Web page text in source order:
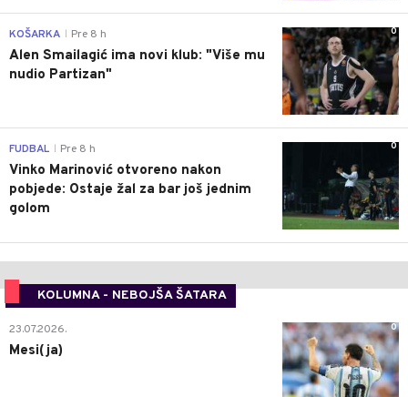
0
KOŠARKA Pre 8 h
Alen Smailagić ima novi klub: "Više mu
nudio Partizan"
0
FUDBAL Pre 8 h
Vinko Marinović otvoreno nakon
pobjede: Ostaje žal za bar još jednim
golom
KOLUMNA - NEBOJŠA ŠATARA
0
23.07.2026.
Mesi(ja)